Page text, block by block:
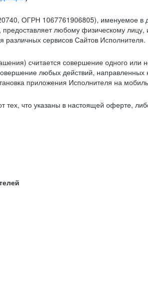
ОГРН 1067761906805), именуемое в
любому физическому
различных сервисов Сайтов Исполнителя.
считается совершение одного или
любых действий, направленных
приложения Исполнителя на
что указаны в настоящей оферте,